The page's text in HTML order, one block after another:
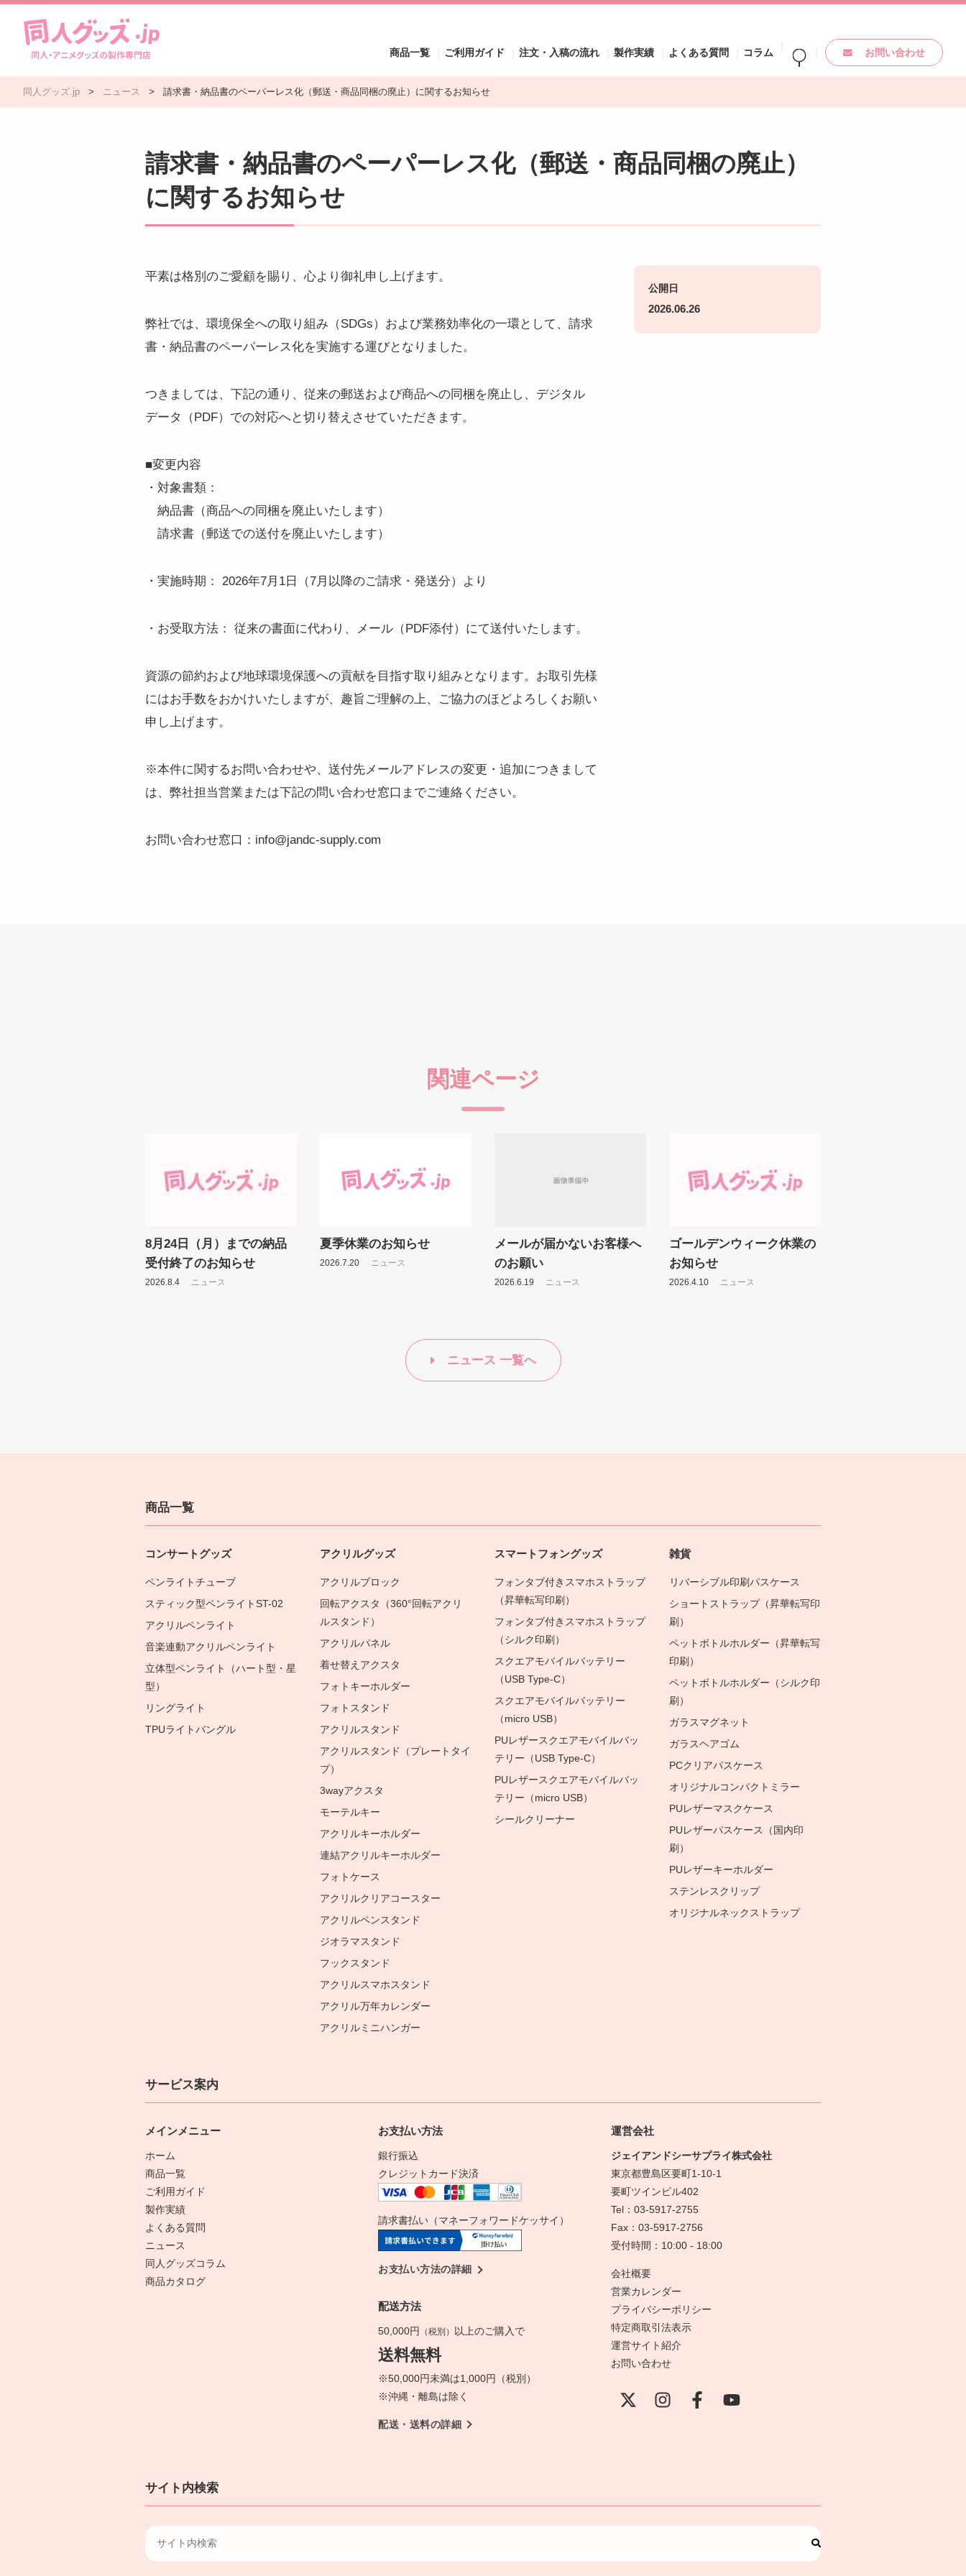
商品一覧 ご利用ガイド 注文・入稿の流れ 製作実績 よくある質問 コラム お問い合わせ
同人グッズ.jp > ニュース > 請求書・納品書のペーパーレス化（郵送・商品同梱の廃止）に関するお知らせ
請求書・納品書のペーパーレス化（郵送・商品同梱の廃止）
に関するお知らせ
平素は格別のご愛顧を賜り、心より御礼申し上げます。
弊社では、環境保全への取り組み（SDGs）および業務効率化の一環として、請求
書・納品書のペーパーレス化を実施する運びとなりました。
つきましては、下記の通り、従来の郵送および商品への同梱を廃止し、デジタル
データ（PDF）での対応へと切り替えさせていただきます。
■変更内容
・対象書類：
納品書（商品への同梱を廃止いたします）
請求書（郵送での送付を廃止いたします）
・実施時期： 2026年7月1日（7月以降のご請求・発送分）より
・お受取方法： 従来の書面に代わり、メール（PDF添付）にて送付いたします。
資源の節約および地球環境保護への貢献を目指す取り組みとなります。お取引先様
にはお手数をおかけいたしますが、趣旨ご理解の上、ご協力のほどよろしくお願い
申し上げます。
※本件に関するお問い合わせや、送付先メールアドレスの変更・追加につきまして
は、弊社担当営業または下記の問い合わせ窓口までご連絡ください。
お問い合わせ窓口：info@jandc-supply.com
公開日
2026.06.26
関連ページ
8月24日（月）までの納品
受付終了のお知らせ
2026.8.4 ニュース
夏季休業のお知らせ
2026.7.20 ニュース
メールが届かないお客様へ
のお願い
2026.6.19 ニュース
ゴールデンウィーク休業の
お知らせ
2026.4.10 ニュース
ニュース 一覧へ
商品一覧
コンサートグッズ
ペンライトチューブ
スティック型ペンライトST-02
アクリルペンライト
音楽連動アクリルペンライト
立体型ペンライト（ハート型・星
型）
リングライト
TPUライトバングル
アクリルグッズ
アクリルブロック
回転アクスタ（360°回転アクリ
ルスタンド）
アクリルパネル
着せ替えアクスタ
フォトキーホルダー
フォトスタンド
アクリルスタンド
アクリルスタンド（プレートタイ
プ）
3wayアクスタ
モーテルキー
アクリルキーホルダー
連結アクリルキーホルダー
フォトケース
アクリルクリアコースター
アクリルペンスタンド
ジオラマスタンド
フックスタンド
アクリルスマホスタンド
アクリル万年カレンダー
アクリルミニハンガー
スマートフォングッズ
フォンタブ付きスマホストラップ
（昇華転写印刷）
フォンタブ付きスマホストラップ
（シルク印刷）
スクエアモバイルバッテリー
（USB Type-C）
スクエアモバイルバッテリー
（micro USB）
PUレザースクエアモバイルバッ
テリー（USB Type-C）
PUレザースクエアモバイルバッ
テリー（micro USB）
シールクリーナー
雑貨
リバーシブル印刷パスケース
ショートストラップ（昇華転写印
刷）
ペットボトルホルダー（昇華転写
印刷）
ペットボトルホルダー（シルク印
刷）
ガラスマグネット
ガラスヘアゴム
PCクリアパスケース
オリジナルコンパクトミラー
PUレザーマスクケース
PUレザーパスケース（国内印
刷）
PUレザーキーホルダー
ステンレスクリップ
オリジナルネックストラップ
サービス案内
メインメニュー
ホーム
商品一覧
ご利用ガイド
製作実績
よくある質問
ニュース
同人グッズコラム
商品カタログ
お支払い方法
銀行振込
クレジットカード決済
請求書払い（マネーフォワードケッサイ）
お支払い方法の詳細
配送方法
50,000円 （税別） 以上のご購入で
送料無料
※50,000円未満は1,000円（税別）
※沖縄・離島は除く
配送・送料の詳細
運営会社
ジェイアンドシーサプライ株式会社
東京都豊島区要町1-10-1
要町ツインビル402
Tel：03-5917-2755
Fax：03-5917-2756
受付時間：10:00 - 18:00
会社概要
営業カレンダー
プライバシーポリシー
特定商取引法表示
運営サイト紹介
お問い合わせ
サイト内検索